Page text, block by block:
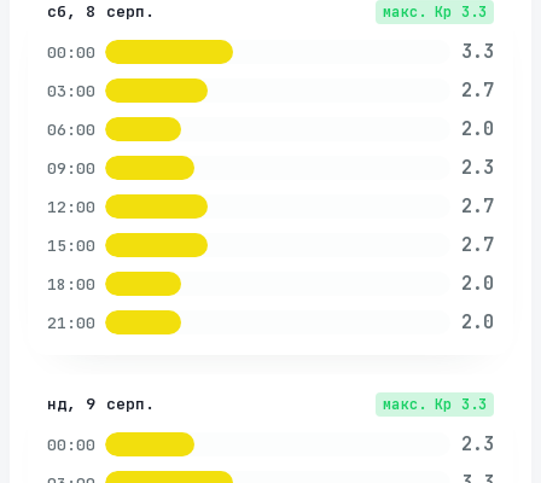
сб, 8 серп. макс. Kp 3.3
00:00 3.3
03:00 2.7
06:00 2.0
09:00 2.3
12:00 2.7
15:00 2.7
18:00 2.0
21:00 2.0
нд, 9 серп. макс. Kp 3.3
00:00 2.3